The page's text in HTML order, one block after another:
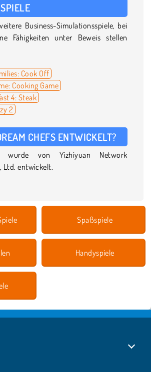
Business-Simulationsspiele, bei
Fähigkeiten unter Beweis stellen
Cook Off
Cooking Game
4: Steak
2
CHEFS ENTWICKELT?
wurde von Yizhiyuan Network
Ltd. entwickelt.
Spaßspiele
Handyspiele